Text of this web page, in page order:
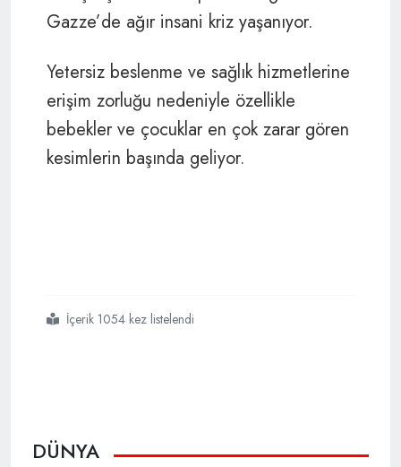
Gazze’de ağır insani kriz yaşanıyor.
Yetersiz beslenme ve sağlık hizmetlerine
erişim zorluğu nedeniyle özellikle
bebekler ve çocuklar en çok zarar gören
kesimlerin başında geliyor.
#gazze
#israil
#çocuk katliamı
#soykırım
#açlık
#kıtlıkİçerik 1054 kez listelendi
DÜNYA